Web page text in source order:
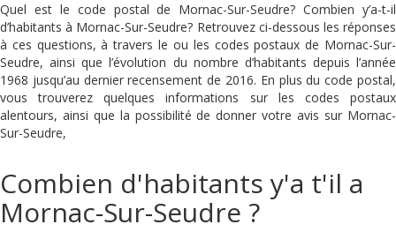
Quel est le code postal de Mornac-Sur-Seudre? Combien y’a-t-il
d’habitants à Mornac-Sur-Seudre? Retrouvez ci-dessous les réponses
à ces questions, à travers le ou les codes postaux de Mornac-Sur-
Seudre, ainsi que l’évolution du nombre d’habitants depuis l’année
1968 jusqu’au dernier recensement de 2016. En plus du code postal,
vous trouverez quelques informations sur les codes postaux
alentours, ainsi que la possibilité de donner votre avis sur Mornac-
Sur-Seudre,
Combien d'habitants y'a t'il a
Mornac-Sur-Seudre ?